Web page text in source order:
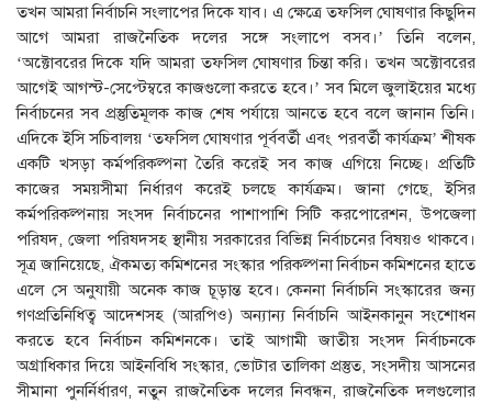
তখন আমরা নির্বাচনি সংলাপের দিকে যাব। এ ক্ষেত্রে তফসিল ঘোষণার কিছুদিন
আগে আমরা রাজনৈতিক দলের সঙ্গে সংলাপে বসব।’ তিনি বলেন,
‘অক্টোবরের দিকে যদি আমরা তফসিল ঘোষণার চিন্তা করি। তখন অক্টোবরের
আগেই আগস্ট-সেপ্টেম্বরে কাজগুলো করতে হবে।’ সব মিলে জুলাইয়ের মধ্যে
নির্বাচনের সব প্রস্তুতিমূলক কাজ শেষ পর্যায়ে আনতে হবে বলে জানান তিনি।
এদিকে ইসি সচিবালয় ‘তফসিল ঘোষণার পূর্ববর্তী এবং পরবর্তী কার্যক্রম’ শীষক
একটি খসড়া কর্মপরিকল্পনা তৈরি করেই সব কাজ এগিয়ে নিচ্ছে। প্রতিটি
কাজের সময়সীমা নির্ধারণ করেই চলছে কার্যক্রম। জানা গেছে, ইসির
কর্মপরিকল্পনায় সংসদ নির্বাচনের পাশাপাশি সিটি করপোরেশন, উপজেলা
পরিষদ, জেলা পরিষদসহ স্থানীয় সরকারের বিভিন্ন নির্বাচনের বিষয়ও থাকবে।
সূত্র জানিয়েছে, ঐকমত্য কমিশনের সংস্কার পরিকল্পনা নির্বাচন কমিশনের হাতে
এলে সে অনুযায়ী অনেক কাজ চূড়ান্ত হবে। কেননা নির্বাচনি সংস্কারের জন্য
গণপ্রতিনিধিত্ব আদেশসহ (আরপিও) অন্যান্য নির্বাচনি আইনকানুন সংশোধন
করতে হবে নির্বাচন কমিশনকে। তাই আগামী জাতীয় সংসদ নির্বাচনকে
অগ্রাধিকার দিয়ে আইনবিধি সংস্কার, ভোটার তালিকা প্রস্তুত, সংসদীয় আসনের
সীমানা পুনর্নির্ধারণ, নতুন রাজনৈতিক দলের নিবন্ধন, রাজনৈতিক দলগুলোর